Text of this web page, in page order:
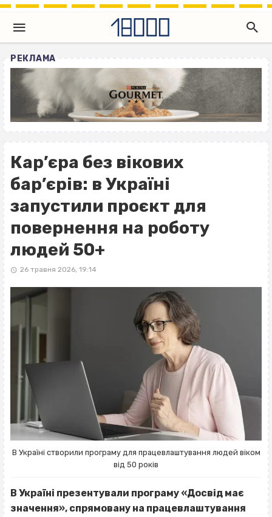
РЕКЛАМА
Кар’єра без вікових
бар’єрів: в Україні
запустили проєкт для
повернення на роботу
людей 50+
26 травня 2026, 19:14
В Україні створили програму для працевлаштування людей віком
від 50 років
В Україні презентували програму «Досвід має
значення», спрямовану на працевлаштування